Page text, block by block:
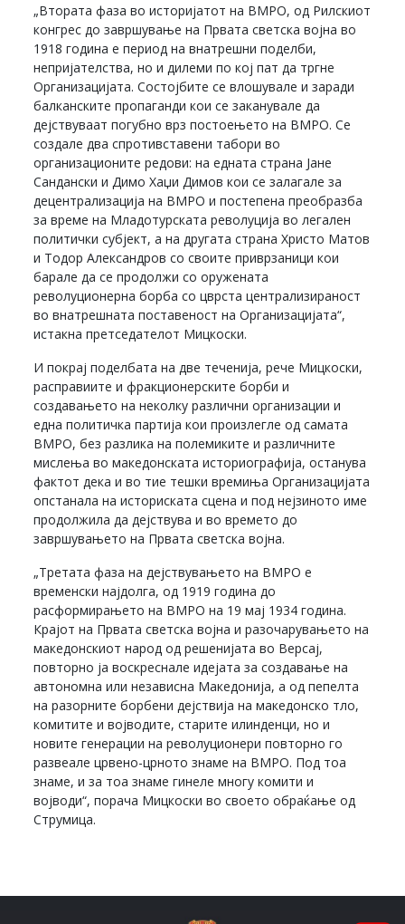
„Втората фаза во историјатот на ВМРО, од Рилскиот
конгрес до завршување на Првата светска војна во
1918 година е период на внатрешни поделби,
непријателства, но и дилеми по кој пат да тргне
Организацијата. Состојбите се влошувале и заради
балканските пропаганди кои се заканувале да
дејствуваат погубно врз постоењето на ВМРО. Се
создале два спротивставени табори во
организационите редови: на едната страна Јане
Сандански и Димо Хаџи Димов кои се залагале за
децентрализација на ВМРО и постепена преобразба
за време на Младотурската револуција во легален
политички субјект, а на другата страна Христо Матов
и Тодор Александров со своите приврзаници кои
барале да се продолжи со оружената
револуционерна борба со цврста централизираност
во внатрешната поставеност на Организацијата“,
истакна претседателот Мицкоски.
И покрај поделбата на две теченија, рече Мицкоски,
расправиите и фракционерските борби и
создавањето на неколку различни организации и
една политичка партија кои произлегле од самата
ВМРО, без разлика на полемиките и различните
мислења во македонската историографија, останува
фактот дека и во тие тешки времиња Организацијата
опстанала на историската сцена и под нејзиното име
продолжила да дејствува и во времето до
завршувањето на Првата светска војна.
„Третата фаза на дејствувањето на ВМРО е
временски најдолга, од 1919 година до
расформирањето на ВМРО на 19 мај 1934 година.
Крајот на Првата светска војна и разочарувањето на
македонскиот народ од решенијата во Версај,
повторно ја воскреснале идејата за создавање на
автономна или независна Македонија, а од пепелта
на разорните борбени дејствија на македонско тло,
комитите и војводите, старите илинденци, но и
новите генерации на револуционери повторно го
развеале црвено-црното знаме на ВМРО. Под тоа
знаме, и за тоа знаме гинеле многу комити и
војводи“, порача Мицкоски во своето обраќање од
Струмица.